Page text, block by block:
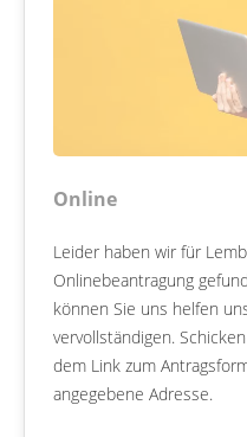
Online
Leider haben wir für
Onlinebeantragung
können Sie uns helfen
vervollständigen.
dem Link zum
angegebene Adresse.